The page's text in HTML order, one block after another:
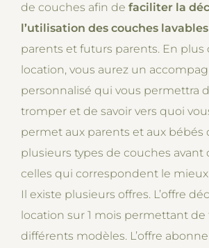
de couches afin de faciliter la
l’utilisation des couches lavables
parents et futurs parents. En plus
location, vous aurez un
personnalisé qui vous permettra
tromper et de savoir vers quoi
permet aux parents et aux bébés
plusieurs types de couches avant
celles qui correspondent le
Il existe plusieurs offres. L’offre
location sur 1 mois permettant de
différents modèles. L’offre